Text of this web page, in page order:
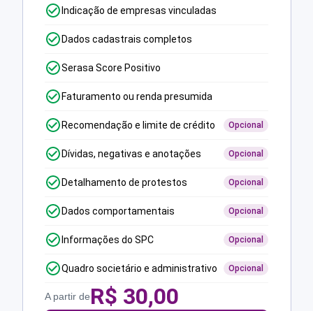
Indicação de empresas vinculadas
Dados cadastrais completos
Serasa Score Positivo
Faturamento ou renda presumida
Recomendação e limite de crédito Opcional
Dívidas, negativas e anotações Opcional
Detalhamento de protestos Opcional
Dados comportamentais Opcional
Informações do SPC Opcional
Quadro societário e administrativo Opcional
A partir deR$ 30,00